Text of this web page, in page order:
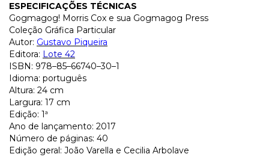
ESPECIFICAÇÕES TÉCNICAS
Gogmagog! Morris Cox e sua Gogmagog Press
Coleção Gráfica Particular
Autor: Gustavo Piqueira
Editora: Lote 42
ISBN: 978–85–66740–30–1
Idioma: português
Altura: 24 cm
Largura: 17 cm
Edição: 1ª
Ano de lançamento: 2017
Número de páginas: 40
Edição geral: João Varella e Cecilia Arbolave